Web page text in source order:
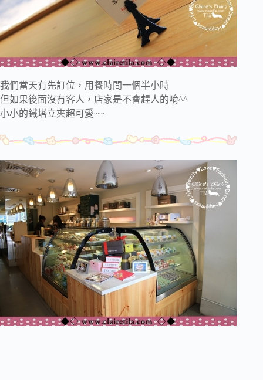
我們當天有先訂位，用餐時間一個半小時
但如果後面沒有客人，店家是不會趕人的唷^^
小小的鐵塔立夾超可愛~~